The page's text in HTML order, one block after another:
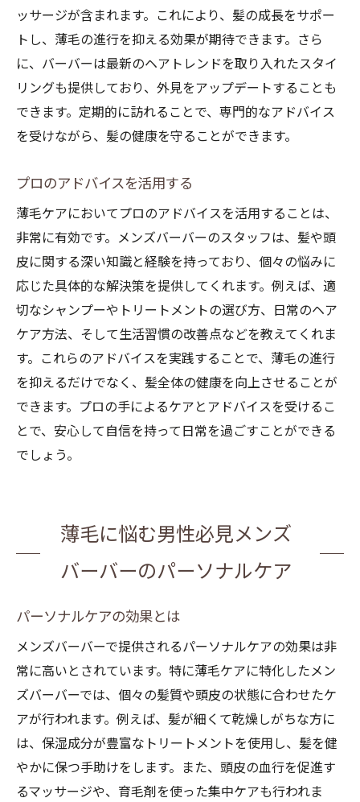
ッサージが含まれます。これにより、髪の成長をサポー
トし、薄毛の進行を抑える効果が期待できます。さら
に、バーバーは最新のヘアトレンドを取り入れたスタイ
リングも提供しており、外見をアップデートすることも
できます。定期的に訪れることで、専門的なアドバイス
を受けながら、髪の健康を守ることができます。
プロのアドバイスを活用する
薄毛ケアにおいてプロのアドバイスを活用することは、
非常に有効です。メンズバーバーのスタッフは、髪や頭
皮に関する深い知識と経験を持っており、個々の悩みに
応じた具体的な解決策を提供してくれます。例えば、適
切なシャンプーやトリートメントの選び方、日常のヘア
ケア方法、そして生活習慣の改善点などを教えてくれま
す。これらのアドバイスを実践することで、薄毛の進行
を抑えるだけでなく、髪全体の健康を向上させることが
できます。プロの手によるケアとアドバイスを受けるこ
とで、安心して自信を持って日常を過ごすことができる
でしょう。
薄毛に悩む男性必見メンズ
バーバーのパーソナルケア
パーソナルケアの効果とは
メンズバーバーで提供されるパーソナルケアの効果は非
常に高いとされています。特に薄毛ケアに特化したメン
ズバーバーでは、個々の髪質や頭皮の状態に合わせたケ
アが行われます。例えば、髪が細くて乾燥しがちな方に
は、保湿成分が豊富なトリートメントを使用し、髪を健
やかに保つ手助けをします。また、頭皮の血行を促進す
るマッサージや、育毛剤を使った集中ケアも行われま